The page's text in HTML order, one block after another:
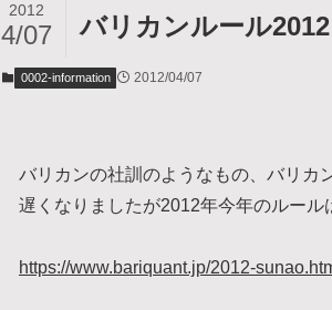
バリカンルール
2012
4/07
0002-information 2012/04/07
バリカンの社訓のようなもの、バリカ
遅くなりましたが2012年今年のルール
https://www.bariquant.jp/2012-